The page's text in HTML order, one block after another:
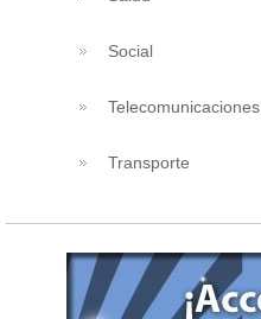
Social
Telecomunicaciones
Transporte